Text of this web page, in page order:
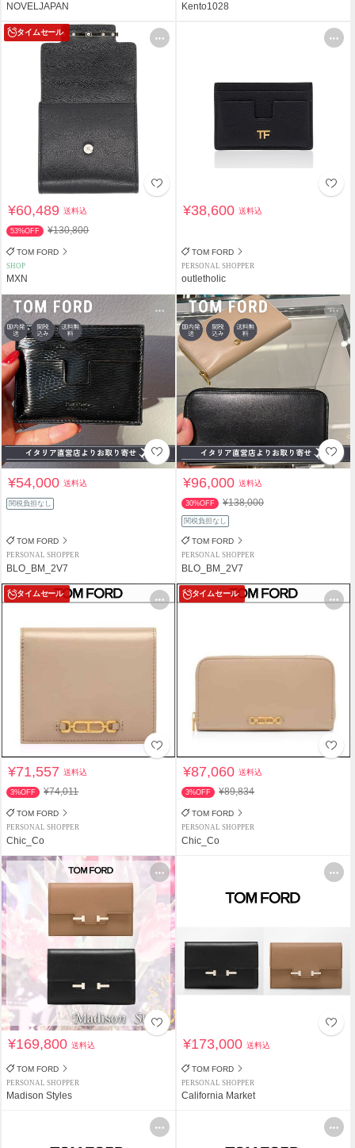
NOVELJAPAN Kento1028
タイムセール
¥60,489送料込
53%OFF ¥130,800
TOM FORD
SHOP
MXN
¥38,600送料込
TOM FORD
PERSONAL SHOPPER
outletholic
¥54,000送料込
関税負担なし
TOM FORD
PERSONAL SHOPPER
BLO_BM_2V7
¥96,000送料込
30%OFF ¥138,000
関税負担なし
TOM FORD
PERSONAL SHOPPER
BLO_BM_2V7
タイムセール
¥71,557送料込
3%OFF ¥74,011
TOM FORD
PERSONAL SHOPPER
Chic_Co
タイムセール
¥87,060送料込
3%OFF ¥89,834
TOM FORD
PERSONAL SHOPPER
Chic_Co
¥169,800送料込
TOM FORD
PERSONAL SHOPPER
Madison Styles
¥173,000送料込
TOM FORD
PERSONAL SHOPPER
California Market